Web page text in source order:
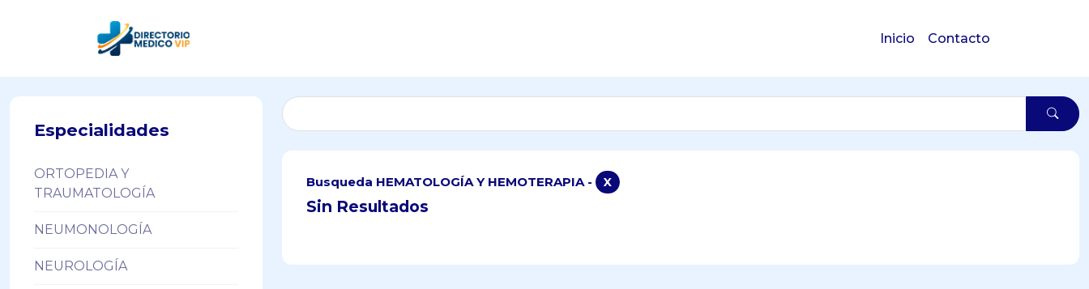
Inicio Contacto
Especialidades
ORTOPEDIA Y
TRAUMATOLOGÍA
NEUMONOLOGÍA
NEUROLOGÍA
Busqueda HEMATOLOGÍA Y HEMOTERAPIA - X
Sin Resultados